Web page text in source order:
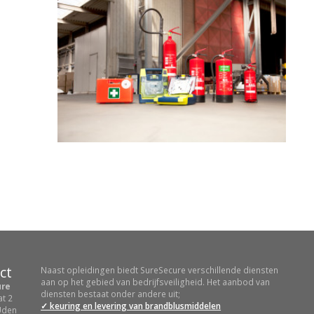
2
Naast opleidingen biedt SureSecure verschillende diensten
aan op het gebied van bedrijfsveiligheid. Het aanbod van
diensten bestaat onder andere uit;
✓ keuring en levering van brandblusmiddelen